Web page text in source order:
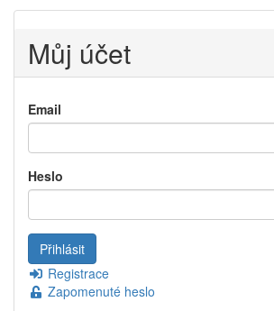
Můj účet
Email
Heslo
Registrace
Zapomenuté heslo